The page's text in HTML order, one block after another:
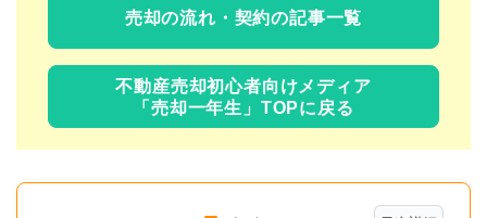
売却の流れ・契約の記事一覧
不動産売却初心者向けメディア
「売却一年生」TOPに戻る